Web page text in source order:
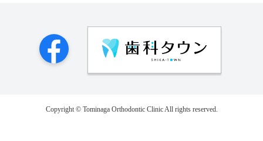
Copyright © Tominaga Orthodontic Clinic All rights reserved.